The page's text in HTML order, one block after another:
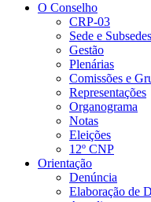
O Conselho
CRP-03
Sede e Subsedes
Gestão
Plenárias
Comissões e
Representações
Organograma
Notas
Eleições
12º CNP
Orientação
Denúncia
Elaboração de